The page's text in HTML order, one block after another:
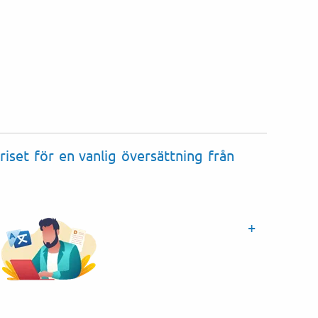
för en vanlig översättning från